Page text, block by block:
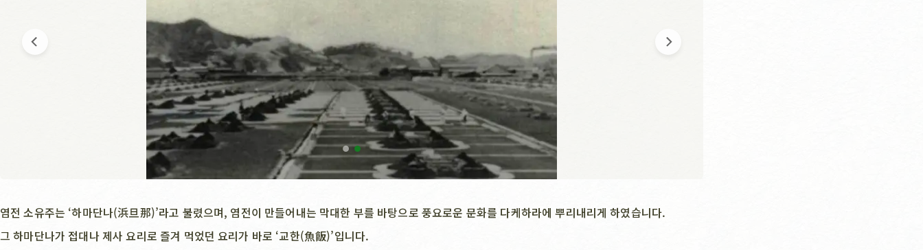
염전 소유주는 ‘하마단나(浜旦那)’라고 불렸으며, 염전이 만들어내는 막대한 부를 바탕으로 풍요로운 문화를 다케하라에 뿌리내리게 하였습니다.
그 하마단나가 접대나 제사 요리로 즐겨 먹었던 요리가 바로 ‘교한(魚飯)’입니다.